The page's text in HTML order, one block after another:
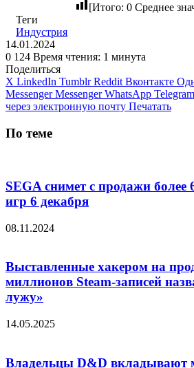
[Итого: 0 Среднее
Теги
Индустрия
14.01.2024
0 124 Время чтения: 1 минута
Поделиться
X LinkedIn Tumblr Reddit Вконтакте
Messenger Messenger WhatsApp Telegram
через электронную почту Печатать
По теме
SEGA снимет с продажи более
игр 6 декабря
08.11.2024
Выставленные хакером на
миллионов Steam-записей
лужу»
14.05.2025
Владельцы D&D вкладывают